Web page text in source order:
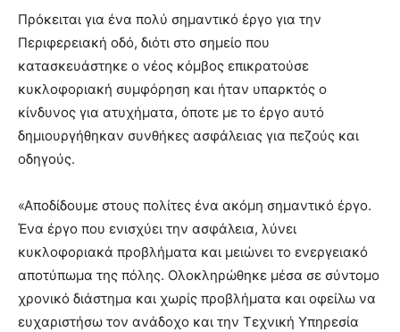
Πρόκειται για ένα πολύ σημαντικό έργο για την
Περιφερειακή οδό, διότι στο σημείο που
κατασκευάστηκε ο νέος κόμβος επικρατούσε
κυκλοφοριακή συμφόρηση και ήταν υπαρκτός ο
κίνδυνος για ατυχήματα, όποτε με το έργο αυτό
δημιουργήθηκαν συνθήκες ασφάλειας για πεζούς και
οδηγούς.
«Αποδίδουμε στους πολίτες ένα ακόμη σημαντικό έργο.
Ένα έργο που ενισχύει την ασφάλεια, λύνει
κυκλοφοριακά προβλήματα και μειώνει το ενεργειακό
αποτύπωμα της πόλης. Ολοκληρώθηκε μέσα σε σύντομο
χρονικό διάστημα και χωρίς προβλήματα και οφείλω να
ευχαριστήσω τον ανάδοχο και την Τεχνική Υπηρεσία